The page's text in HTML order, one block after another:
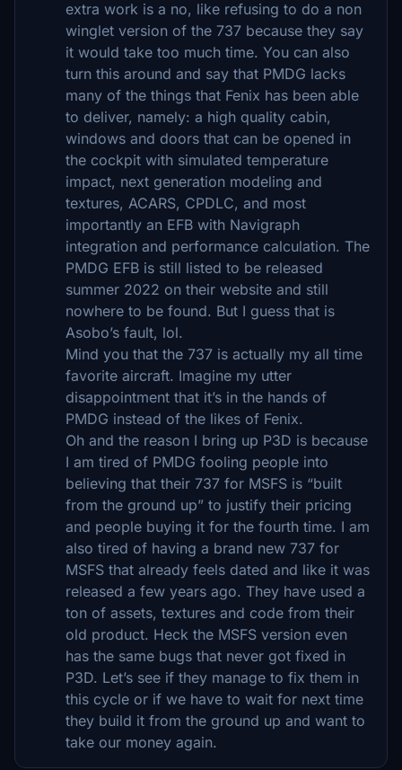
extra work is a no, like refusing to do a non
winglet version of the 737 because they say
it would take too much time. You can also
turn this around and say that PMDG lacks
many of the things that Fenix has been able
to deliver, namely: a high quality cabin,
windows and doors that can be opened in
the cockpit with simulated temperature
impact, next generation modeling and
textures, ACARS, CPDLC, and most
importantly an EFB with Navigraph
integration and performance calculation. The
PMDG EFB is still listed to be released
summer 2022 on their website and still
nowhere to be found. But I guess that is
Asobo’s fault, lol.
Mind you that the 737 is actually my all time
favorite aircraft. Imagine my utter
disappointment that it’s in the hands of
PMDG instead of the likes of Fenix.
Oh and the reason I bring up P3D is because
I am tired of PMDG fooling people into
believing that their 737 for MSFS is “built
from the ground up” to justify their pricing
and people buying it for the fourth time. I am
also tired of having a brand new 737 for
MSFS that already feels dated and like it was
released a few years ago. They have used a
ton of assets, textures and code from their
old product. Heck the MSFS version even
has the same bugs that never got fixed in
P3D. Let’s see if they manage to fix them in
this cycle or if we have to wait for next time
they build it from the ground up and want to
take our money again.